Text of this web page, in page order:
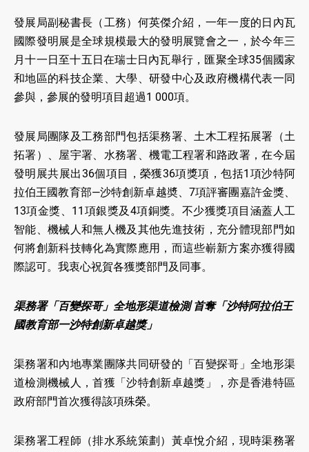
發展局副秘書長（工務）何英傑介紹，一年一度的日內瓦
國際發明展是全球規模最大的發明展覽會之一，於今年三
月十一日至十五日在瑞士日內瓦舉行，匯聚全球35個國家
和地區的科技企業、大學、研發中心及政府機構代表一同
參與，參展的發明項目超過1 000項。
發展局團隊及工務部門包括渠務署、土木工程拓展署（土
拓署）、屋宇署、水務署、機電工程署和路政署，在今屆
發明展共展出36個項目，榮獲36項獎項，包括1項沙特阿
拉伯王國教育部—沙特創新卓越奬、7項評審團嘉許金獎、
13項金獎、11項銀獎及4項銅獎。不少獲獎項目涵蓋人工
智能、機械人和無人機及其他先進技術，充分體現部門如
何將創新科技轉化為實際應用，而這些嶄新方案亦獲得國
際認可。我衷心祝賀各獲獎部門及同事。
渠務署「百變探哥」全地形渠道檢測 首奪「沙特阿拉伯王
國教育部一沙特創新卓越獎」
渠務署和內地專業團隊共同研發的「百變探哥」全地形渠
道檢測機械人，首獲「沙特創新卓越獎」，亦是香港特區
政府部門首次獲得該項殊榮。
渠務署工程師（排水系統策劃）黃卓悅介紹，現時渠務署